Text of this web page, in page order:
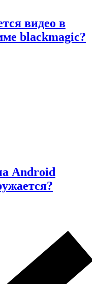
видео в
blackmagic?
Android